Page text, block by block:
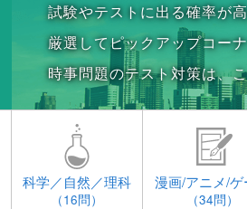
試験やテストに出る確率が
厳選してピックアップコー
時事問題のテスト対策は、
科学／自然／理科
（16問）
漫画/アニメ/ゲ
（34問）